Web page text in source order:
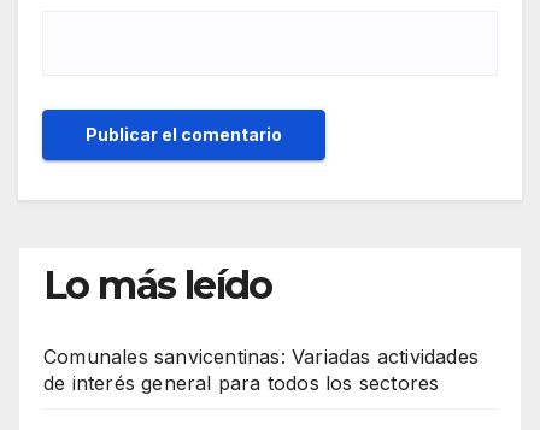
Lo más leído
Comunales sanvicentinas: Variadas actividades
de interés general para todos los sectores